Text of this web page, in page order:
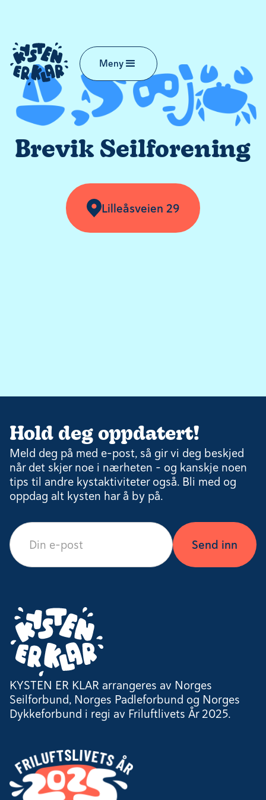
Meny
Brevik Seilforening
Lilleåsveien 29
Hold deg oppdatert!
Meld deg på med e-post, så gir vi deg beskjed
når det skjer noe i nærheten – og kanskje noen
tips til andre kystaktiviteter også. Bli med og
oppdag alt kysten har å by på.
KYSTEN ER KLAR arrangeres av Norges
Seilforbund, Norges Padleforbund og Norges
Dykkeforbund i regi av Friluftlivets År 2025.